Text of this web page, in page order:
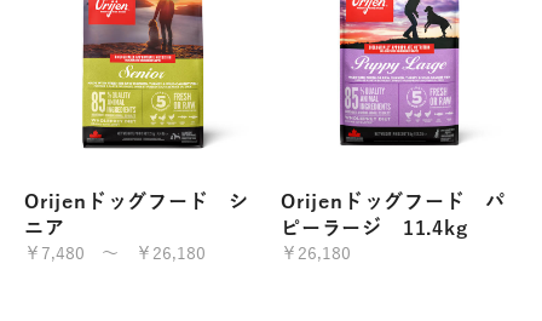
Orijenドッグフード シ
ニア
￥7,480 ～ ￥26,180
Orijenドッグフード パ
ピーラージ 11.4kg
￥26,180